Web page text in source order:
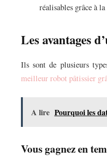
réalisables grâce à
Les avantages
Ils sont de plusieurs
meilleur robot pâtissier
A lire Pourquoi les
Vous gagnez en